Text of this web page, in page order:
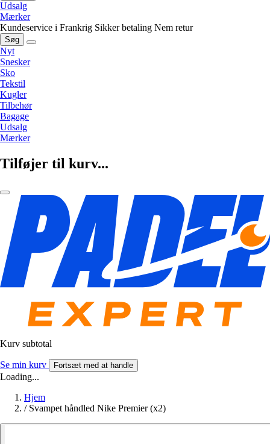
Udsalg
Mærker
Kundeservice i Frankrig Sikker betaling Nem retur
Søg
Nyt
Snesker
Sko
Tekstil
Kugler
Tilbehør
Bagage
Udsalg
Mærker
Tilføjer til kurv...
Kurv subtotal
Se min kurv Fortsæt med at handle
Loading...
Hjem
/ Svampet håndled Nike Premier (x2)